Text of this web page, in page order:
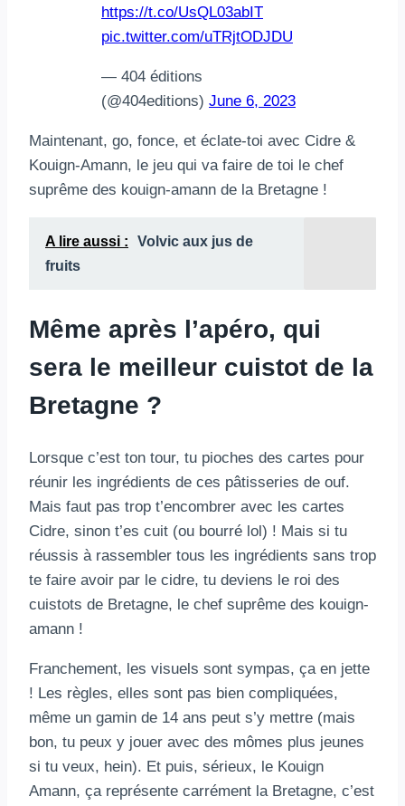
https://t.co/UsQL03abIT
pic.twitter.com/uTRjtODJDU
— 404 éditions
(@404editions) June 6, 2023
Maintenant, go, fonce, et éclate-toi avec Cidre &
Kouign-Amann, le jeu qui va faire de toi le chef
suprême des kouign-amann de la Bretagne !
A lire aussi :
Volvic aux jus de
fruits
Même après l’apéro, qui
sera le meilleur cuistot de la
Bretagne ?
Lorsque c’est ton tour, tu pioches des cartes pour
réunir les ingrédients de ces pâtisseries de ouf.
Mais faut pas trop t’encombrer avec les cartes
Cidre, sinon t’es cuit (ou bourré lol) ! Mais si tu
réussis à rassembler tous les ingrédients sans trop
te faire avoir par le cidre, tu deviens le roi des
cuistots de Bretagne, le chef suprême des kouign-
amann !
Franchement, les visuels sont sympas, ça en jette
! Les règles, elles sont pas bien compliquées,
même un gamin de 14 ans peut s’y mettre (mais
bon, tu peux y jouer avec des mômes plus jeunes
si tu veux, hein). Et puis, sérieux, le Kouign
Amann, ça représente carrément la Bretagne, c’est